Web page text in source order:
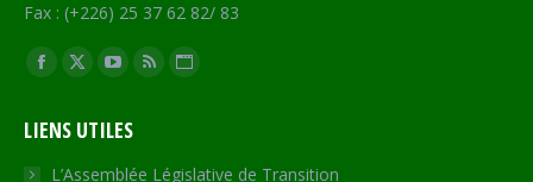
Fax : (+226) 25 37 62 82/ 83
Trouvez nous sur :
Facebook
opens
in
X
opens
in
YouTube
opens
in
RSS
in
Site
opens
LIENS UTILES
L’Assemblée Législative de Transition